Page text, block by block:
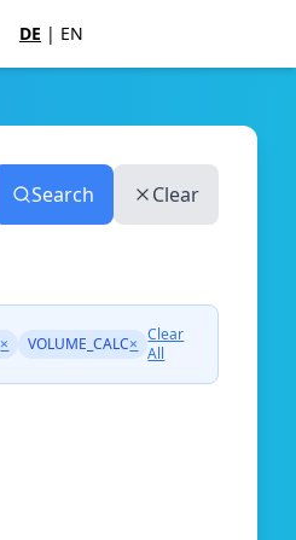
DE | EN
Search Clear
× VOLUME_CALC× Clear
All